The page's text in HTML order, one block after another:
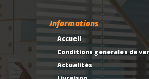
Informations
Accueil
Conditions generales de
Actualités